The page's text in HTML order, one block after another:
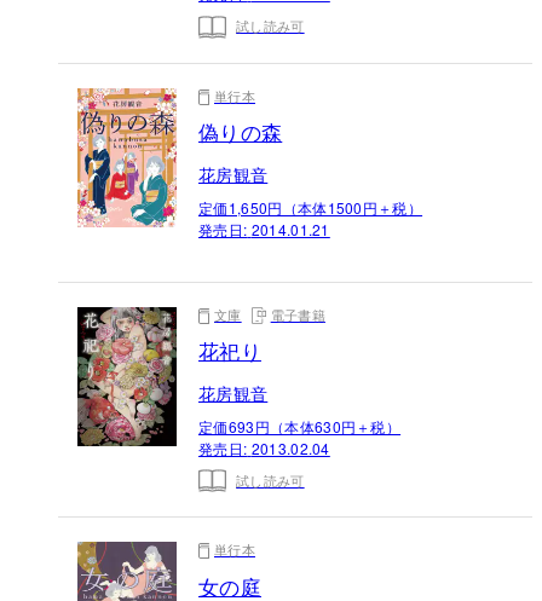
試し読み可
単行本
偽りの森
花房観音
定価1,650円（本体1500円＋税）
発売日: 2014.01.21
文庫 電子書籍
花祀り
花房観音
定価693円（本体630円＋税）
発売日: 2013.02.04
試し読み可
単行本
女の庭